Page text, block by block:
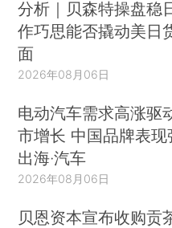
分析｜贝森特操盘稳
作巧思能否撬动美日
面
2026年08月06日
电动汽车需求高涨驱
市增长 中国品牌表现
出海·汽车
2026年08月06日
贝恩资本宣布收购贡